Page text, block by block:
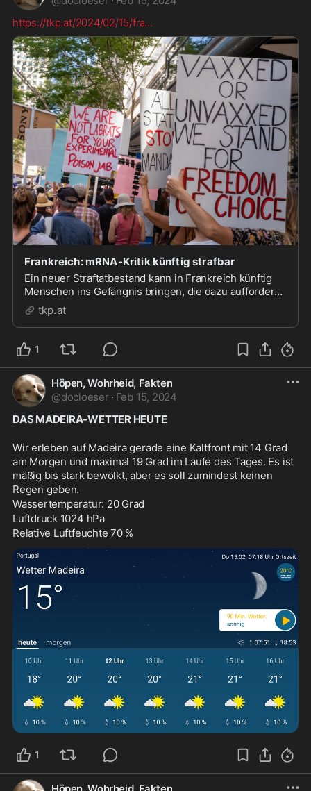
https://tkp.at/2024/02/15/fra...
Frankreich: mRNA-Kritik künftig strafbar
Ein neuer Straftatbestand kann in Frankreich künftig
Menschen ins Gefängnis bringen, die dazu auffordern,
eine mRNA-Behandlung zu unterlassen.
tkp.at
1
Höpen, Wohrheid, Fakten
@docloeser · Feb 15, 2024
DAS MADEIRA-WETTER HEUTE
Wir erleben auf Madeira gerade eine Kaltfront mit 14 Grad
am Morgen und maximal 19 Grad im Laufe des Tages. Es ist
mäßig bis stark bewölkt, aber es soll zumindest keinen
Regen geben.
Wassertemperatur: 20 Grad
Luftdruck 1024 hPa
Relative Luftfeuchte 70 %
1